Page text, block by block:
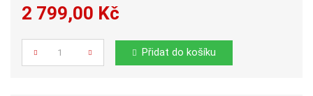
2 799,00 Kč
Počet
Přidat do košíku